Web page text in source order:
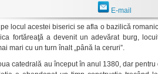
E-mail
pe locul acestei biserici se afla o bazilică
fortăreaţă a devenit un adevărat burg,
mari cu un turn înalt „până la ceruri”.
catedrală au început în anul 1380, dar